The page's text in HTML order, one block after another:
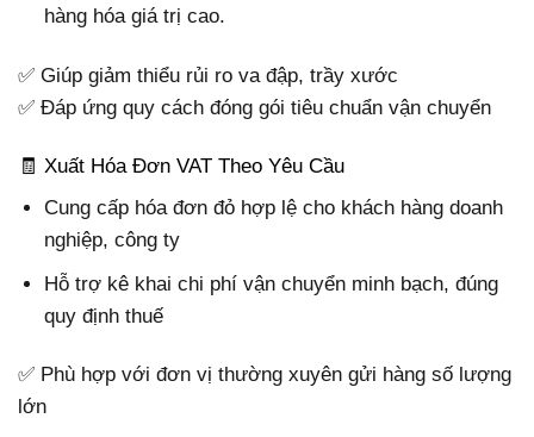
hàng hóa giá trị cao.
✅ Giúp giảm thiểu rủi ro va đập, trầy xước
✅ Đáp ứng quy cách đóng gói tiêu chuẩn vận chuyển
🧾 Xuất Hóa Đơn VAT Theo Yêu Cầu
Cung cấp hóa đơn đỏ hợp lệ cho khách hàng doanh
nghiệp, công ty
Hỗ trợ kê khai chi phí vận chuyển minh bạch, đúng
quy định thuế
✅ Phù hợp với đơn vị thường xuyên gửi hàng số lượng
lớn